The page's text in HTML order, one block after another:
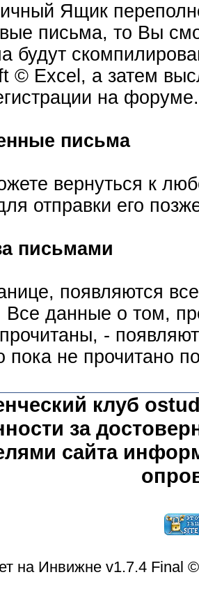
Ящик
письма, то Вы
будут
© Excel, а затем
на форуме.
письма
вернуться к
отправки его
письмами
появляются
Все данные о том,
-
пока не прочитано
клуб
за
сайта
на Инвижне v1.7.4 Final